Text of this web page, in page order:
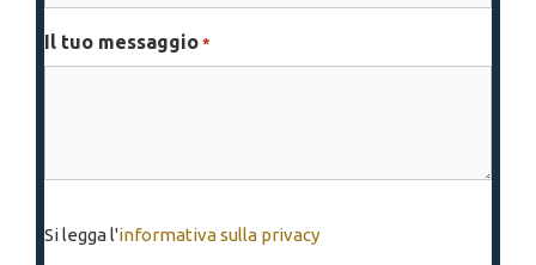
Il tuo messaggio *
legga
Si legga l'informativa sulla privacy